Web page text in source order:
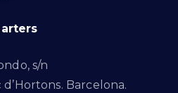
s/n
Barcelona.